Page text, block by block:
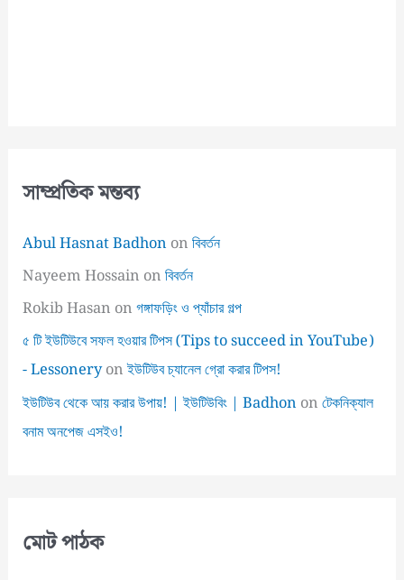
সাম্প্রতিক মন্তব্য
Abul Hasnat Badhon onবিবর্তন
Nayeem Hossain onবিবর্তন
Rokib Hasan onগঙ্গাফড়িং ও প্যাঁচার গল্প
৫ টি ইউটিউবে সফল হওয়ার টিপস (Tips to succeed in YouTube)
- Lessoneryonইউটিউব চ্যানেল গ্রো করার টিপস!
ইউটিউব থেকে আয় করার উপায়! | ইউটিউবিং | Badhon onটেকনিক্যাল
বনাম অনপেজ এসইও!
মোট পাঠক